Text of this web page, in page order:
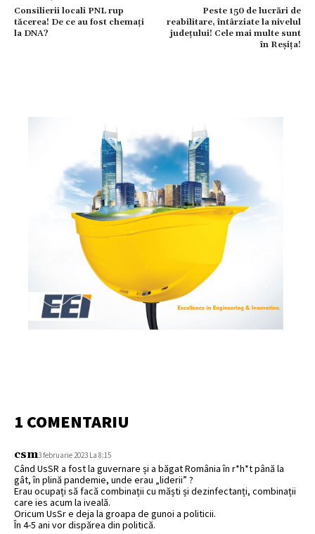
Consilierii locali PNL rup
tăcerea! De ce au fost chemați
la DNA?
Peste 150 de lucrări de
reabilitare, întârziate la nivelul
județului! Cele mai multe sunt
în Reșița!
1 COMENTARIU
csm3 februarie 2023 La 8:15
Când UsSR a fost la guvernare și a băgat România în r*h*t până la
gât, în plină pandemie, unde erau „liderii” ?
Erau ocupați să facă combinații cu măști și dezinfectanți, combinații
care ies acum la iveală.
Oricum UsSr e deja la groapa de gunoi a politicii.
În 4-5 ani vor dispărea din politică.